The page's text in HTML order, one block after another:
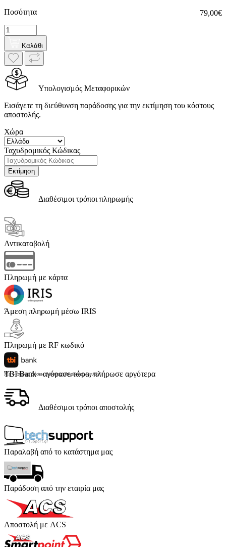
79,00€
Ποσότητα
Καλάθι
Υπολογισμός Μεταφορικών
Εισάγετε τη διεύθυνση παράδοσης για την εκτίμηση του κόστους
αποστολής.
Χώρα
Ταχυδρομικός Κώδικας
Διαθέσιμοι τρόποι πληρωμής
Αντικαταβολή
Πληρωμή με κάρτα
Άμεση πληρωμή μέσω IRIS
Πληρωμή με RF κωδικό
TBI Bank - αγόρασε τώρα, πλήρωσε αργότερα
Με 4 άτοκες δόσεις (κόστος υπηρεσίας 4 ευρώ)
Διαθέσιμοι τρόποι αποστολής
Παραλαβή από το κατάστημα μας
Παράδοση από την εταιρία μας
Αποστολή με ACS